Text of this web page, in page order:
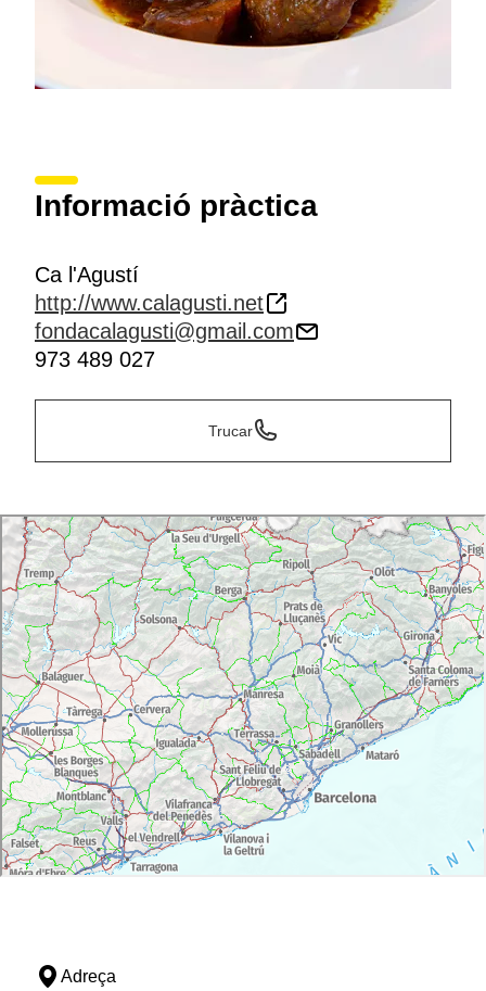
Informació pràctica
Ca l'Agustí
http://www.calagusti.net
fondacalagusti@gmail.com
973 489 027
Trucar
Adreça